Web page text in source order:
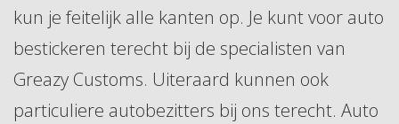
kun je feitelijk alle kanten op. Je kunt voor auto
bestickeren terecht bij de specialisten van
Greazy Customs. Uiteraard kunnen ook
particuliere autobezitters bij ons terecht. Auto